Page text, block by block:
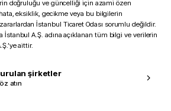
doğruluğu ve güncelliği için azami özen
eksiklik, gecikme veya bu bilgilerin
İstanbul Ticaret Odası sorumlu değildir.
İstanbul A.Ş. adına açıklanan tüm bilgi ve verilerin
aittir.
şirketler
atın